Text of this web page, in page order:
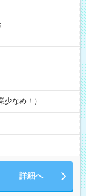
なめ！）
詳細へ